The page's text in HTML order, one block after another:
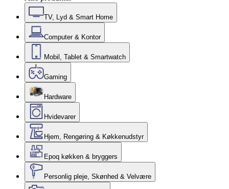
TV, Lyd & Smart Home
Computer & Kontor
Mobil, Tablet & Smartwatch
Gaming
Hardware
Hvidevarer
Hjem, Rengøring & Køkkenudstyr
Epoq køkken & bryggers
Personlig pleje, Skønhed & Velvære